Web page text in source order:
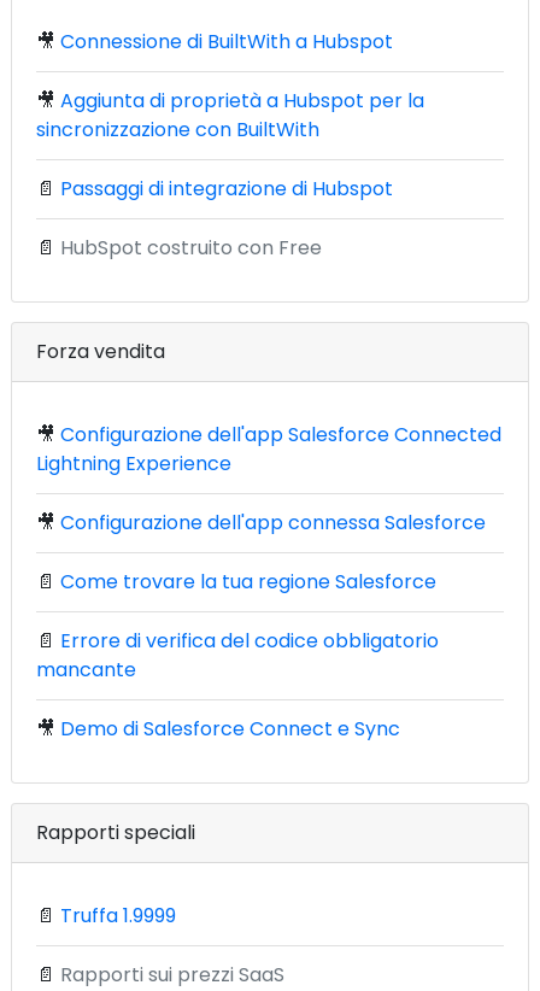
🎥 Connessione di BuiltWith a Hubspot
🎥 Aggiunta di proprietà a Hubspot per la
sincronizzazione con BuiltWith
📄 Passaggi di integrazione di Hubspot
📄 HubSpot costruito con Free
Forza vendita
🎥 Configurazione dell'app Salesforce Connected
Lightning Experience
🎥 Configurazione dell'app connessa Salesforce
📄 Come trovare la tua regione Salesforce
📄 Errore di verifica del codice obbligatorio
mancante
🎥 Demo di Salesforce Connect e Sync
Rapporti speciali
📄 Truffa 1.9999
📄 Rapporti sui prezzi SaaS